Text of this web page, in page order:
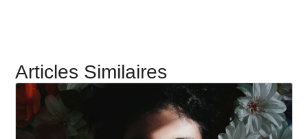
Articles Similaires